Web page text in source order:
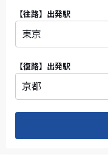
【往路】 出発駅
【復路】 出発駅